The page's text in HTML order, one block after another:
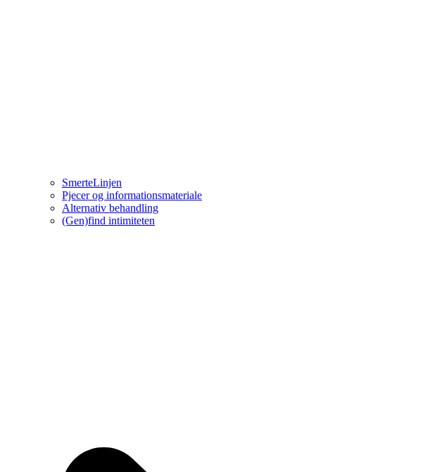
SmerteLinjen
Pjecer og informationsmateriale
Alternativ behandling
(Gen)find intimiteten